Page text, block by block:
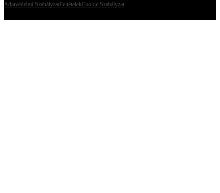
Adatvédelmi SzabályzatFeltételekCookie Szabályzat